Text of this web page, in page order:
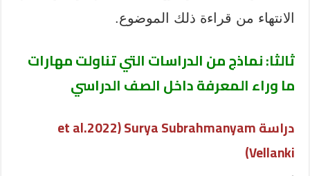
الانتهاء من قراءة ذلك الموضوع.
ثالثا: نماذج من الدراسات التي تناولت مهارات
ما وراء المعرفة داخل الصف الدراسي
دراسة et al.2022)Surya Subrahmanyam
Vellanki
)